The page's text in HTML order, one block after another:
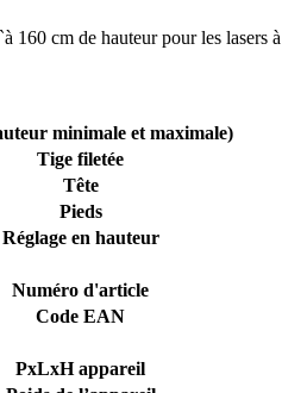
160 cm de hauteur pour les
minimale et maximale)
Tige filetée
Tête
Pieds
Réglage en hauteur
Numéro d'article
Code EAN
PxLxH appareil